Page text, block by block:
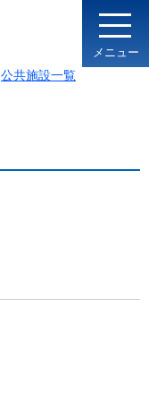
メニュー
公共施設一覧